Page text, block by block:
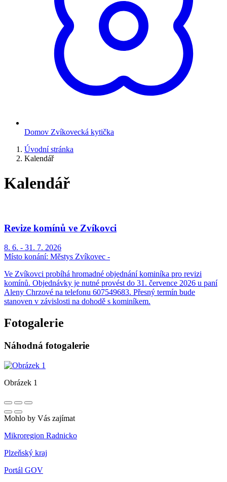
Domov Zvíkovecká kytička
Úvodní stránka
Kalendář
Kalendář
Revize komínů ve Zvíkovci
8. 6. - 31. 7. 2026
Místo konání: Městys Zvíkovec -
Ve Zvíkovci probíhá hromadné objednání kominíka pro revizi
komínů. Objednávky je nutné provést do 31. července 2026 u paní
Aleny Chrzové na telefonu 607549683. Přesný termín bude
stanoven v závislosti na dohodě s kominíkem.
Fotogalerie
Náhodná fotogalerie
Obrázek 1
Mohlo by Vás zajímat
Mikroregion Radnicko
Plzeňský kraj
Portál GOV